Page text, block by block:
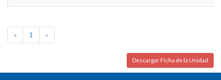
« 1 »
Descargar Ficha de la Unidad